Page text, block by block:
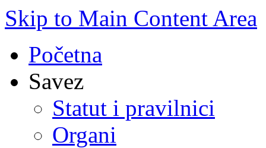
Skip to Main Content Area
Početna
Savez
Statut i pravilnici
Organi